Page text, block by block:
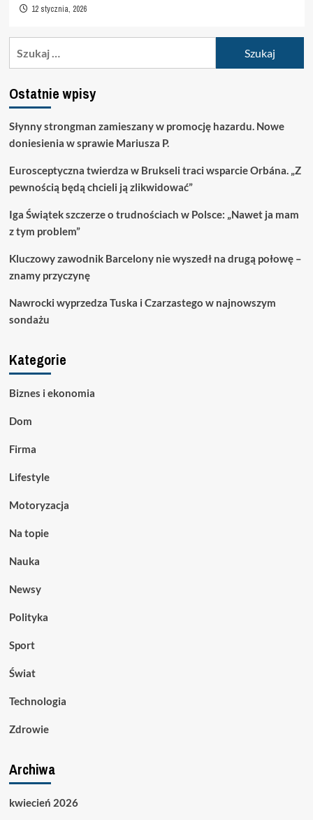
12 stycznia, 2026
Ostatnie wpisy
Słynny strongman zamieszany w promocję hazardu. Nowe
doniesienia w sprawie Mariusza P.
Eurosceptyczna twierdza w Brukseli traci wsparcie Orbána. „Z
pewnością będą chcieli ją zlikwidować”
Iga Świątek szczerze o trudnościach w Polsce: „Nawet ja mam
z tym problem”
Kluczowy zawodnik Barcelony nie wyszedł na drugą połowę –
znamy przyczynę
Nawrocki wyprzedza Tuska i Czarzastego w najnowszym
sondażu
Kategorie
Biznes i ekonomia
Dom
Firma
Lifestyle
Motoryzacja
Na topie
Nauka
Newsy
Polityka
Sport
Świat
Technologia
Zdrowie
Archiwa
kwiecień 2026